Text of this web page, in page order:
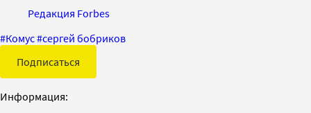
Редакция Forbes
#Комус#сергей бобриков
Подписаться
Информация: